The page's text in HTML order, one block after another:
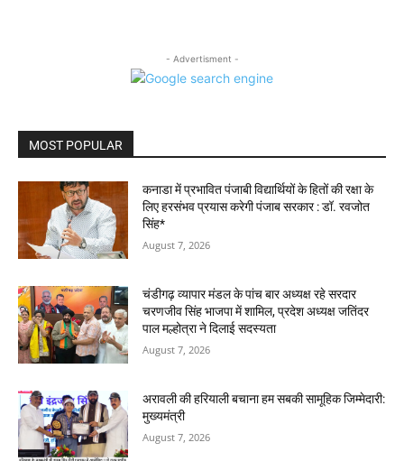
- Advertisment -
MOST POPULAR
कनाडा में प्रभावित पंजाबी विद्यार्थियों के हितों की रक्षा के
लिए हरसंभव प्रयास करेगी पंजाब सरकार : डॉ. रवजोत
सिंह*
August 7, 2026
चंडीगढ़ व्यापार मंडल के पांच बार अध्यक्ष रहे सरदार
चरणजीव सिंह भाजपा में शामिल, प्रदेश अध्यक्ष जतिंदर
पाल मल्होत्रा ने दिलाई सदस्यता
August 7, 2026
अरावली की हरियाली बचाना हम सबकी सामूहिक जिम्मेदारी:
मुख्यमंत्री
August 7, 2026